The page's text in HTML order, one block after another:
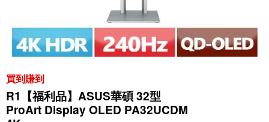
買到賺到
R1【福利品】ASUS華碩 32型
ProArt Display OLED PA32UCDM